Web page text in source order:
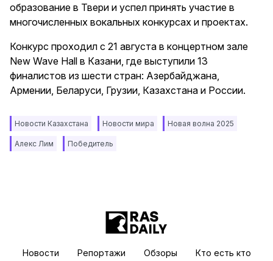
образование в Твери и успел принять участие в
многочисленных вокальных конкурсах и проектах.
Конкурс проходил с 21 августа в концертном зале
New Wave Hall в Казани, где выступили 13
финалистов из шести стран: Азербайджана,
Армении, Беларуси, Грузии, Казахстана и России.
Новости Казахстана Новости мира Новая волна 2025
Алекс Лим Победитель
Новости Репортажи Обзоры Кто есть кто